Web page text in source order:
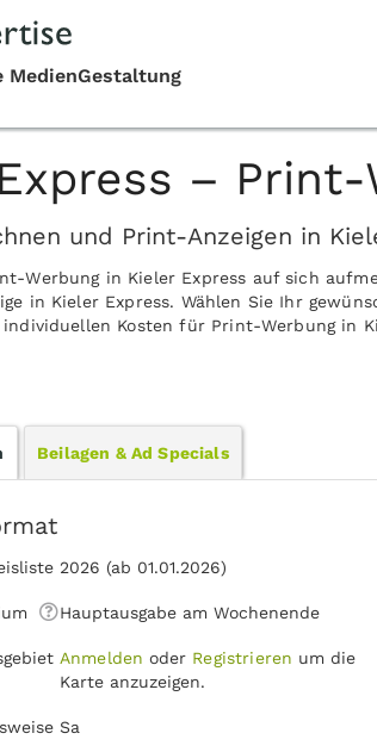
–
und Print-Anzeigen in
Werbung in Kieler Express auf sich
in Kieler Express. Wählen Sie Ihr
Kosten für Print-Werbung in
Beilagen & Ad Specials
2026 (ab 01.01.2026)
Hauptausgabe am Wochenende
Anmelden oder Registrieren um die
Karte anzuzeigen.
Sa